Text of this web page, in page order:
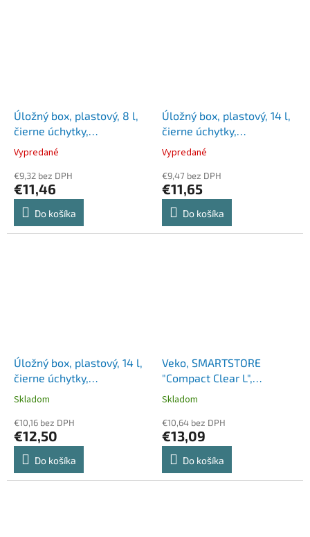
Úložný box, plastový, 8 l,
čierne úchytky,
SMARTSTORE "Classic 14",
priehľadný
Vypredané
€9,32 bez DPH
€11,46
Do košíka
Úložný box, plastový, 14 l,
čierne úchytky,
SMARTSTORE "Classic 11",
priehľadný
Vypredané
€9,47 bez DPH
€11,65
Do košíka
Úložný box, plastový, 14 l,
čierne úchytky,
SMARTSTORE "Classic 15",
Skladom
€10,16 bez DPH
€12,50
Do košíka
Veko, SMARTSTORE
"Compact Clear L",
priehľadné
Skladom
€10,64 bez DPH
€13,09
Do košíka